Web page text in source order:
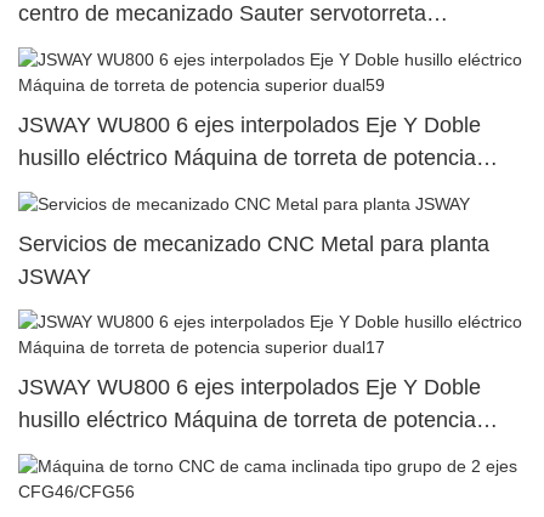
centro de mecanizado Sauter servotorreta
SY500/S500/SY300/S30021
JSWAY WU800 6 ejes interpolados Eje Y Doble
husillo eléctrico Máquina de torreta de potencia
superior dual59
Servicios de mecanizado CNC Metal para planta
JSWAY
JSWAY WU800 6 ejes interpolados Eje Y Doble
husillo eléctrico Máquina de torreta de potencia
superior dual17